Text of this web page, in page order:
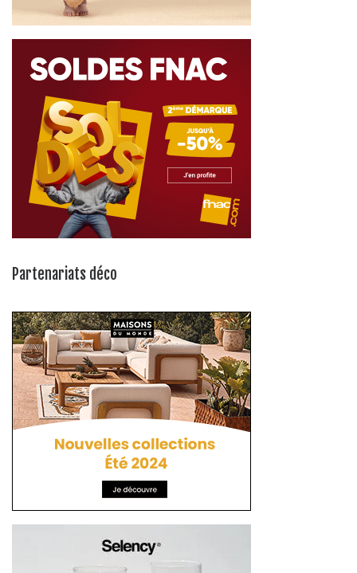
Partenariats déco